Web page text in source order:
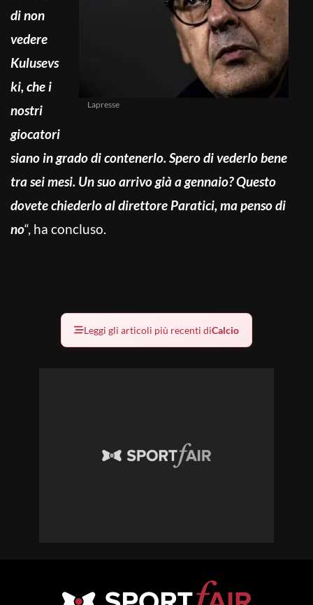
Lapresse
di non
vedere
Kulusevs
ki, che i
nostri
giocatori
siano in grado di contenerlo. Spero di vederlo bene
tra sei mesi. Un suo arrivo già a gennaio? Questo
dovete chiederlo al direttore Paratici, ma penso di
no“, ha concluso.
Leggi gli articoli più recenti diCalcio